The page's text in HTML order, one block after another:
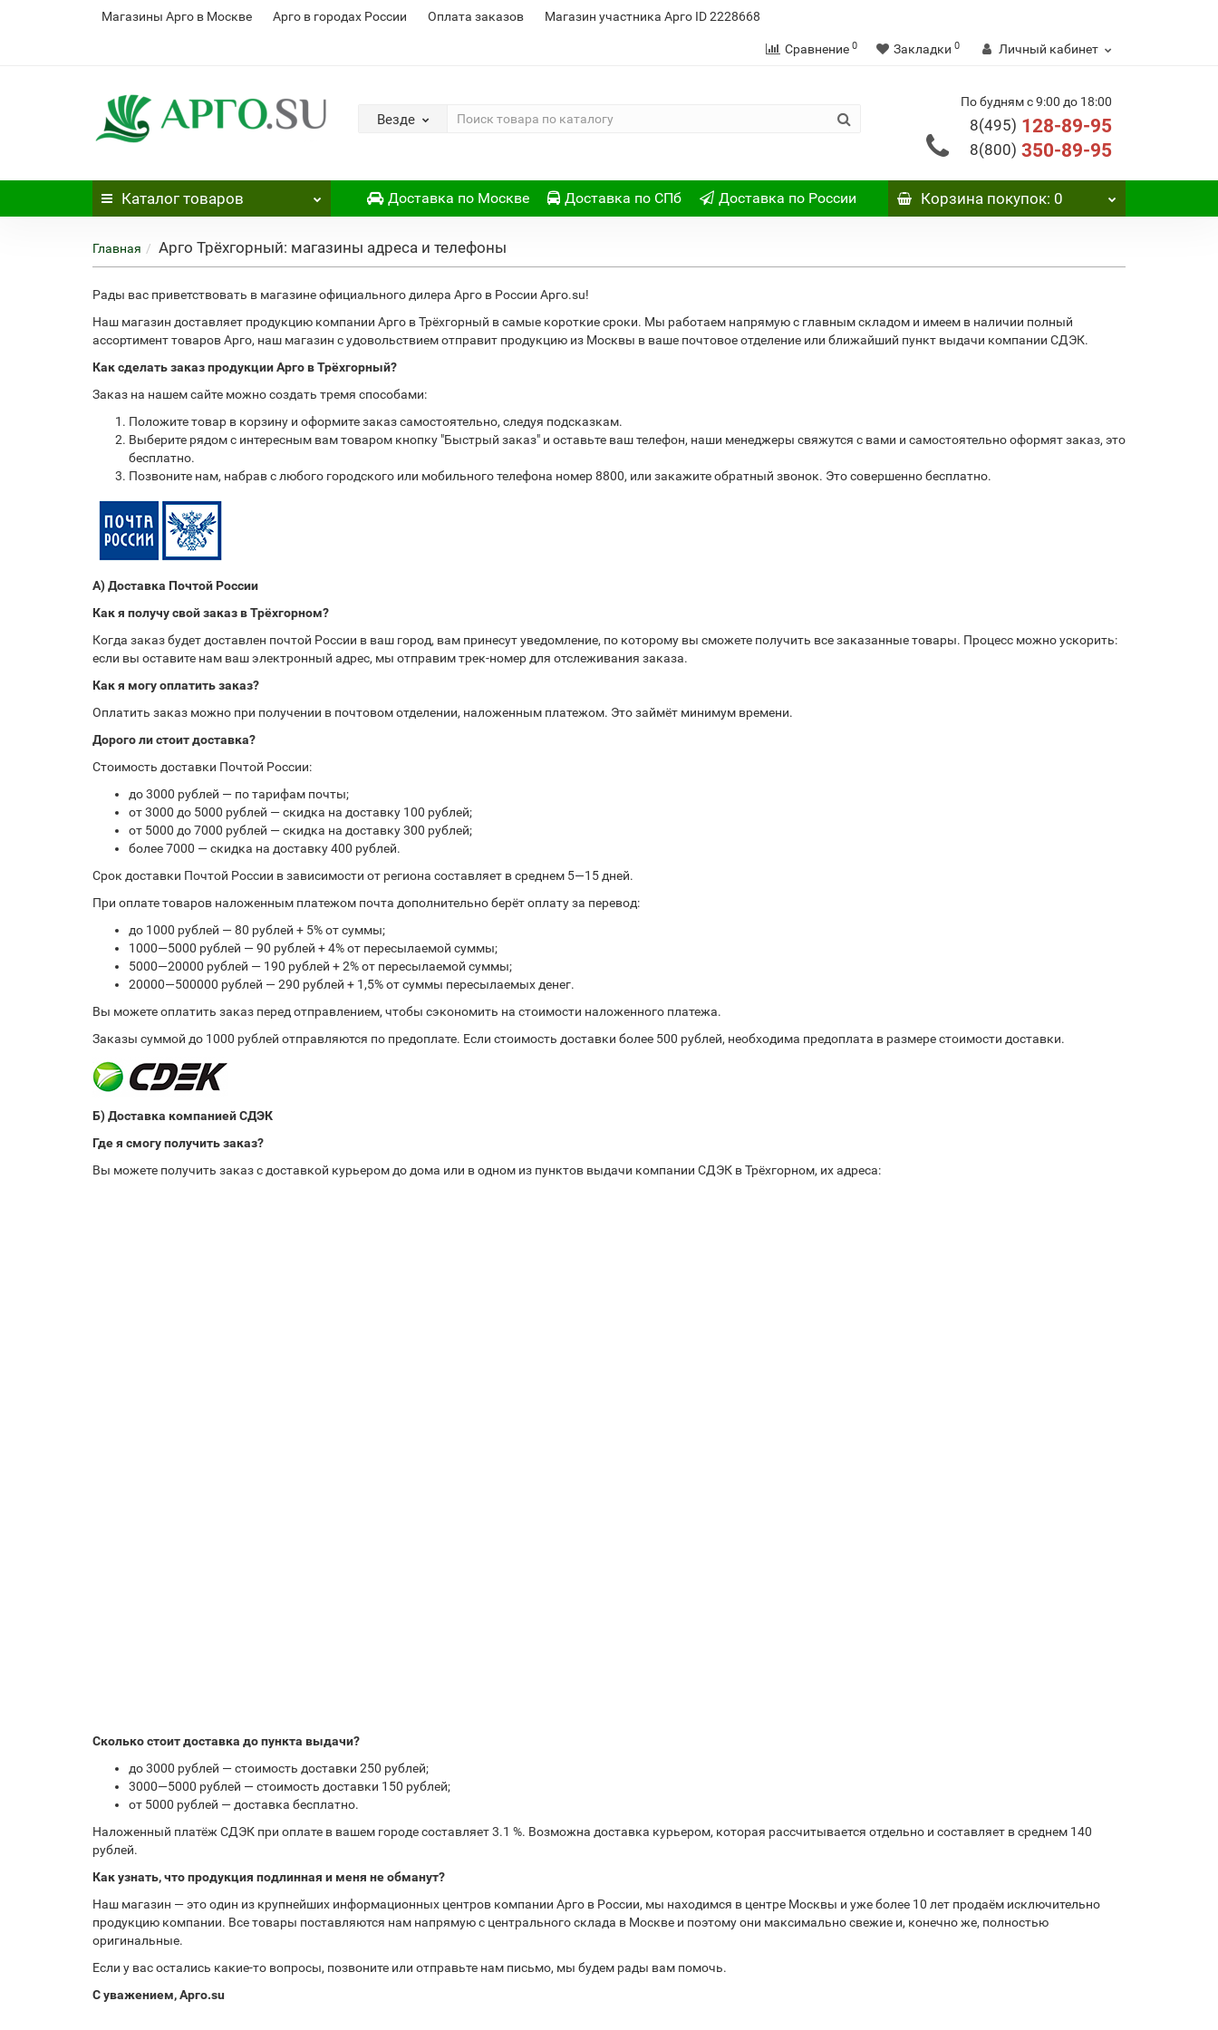
Магазины Арго в Москве Арго в городах России Оплата заказов Магазин участника Арго ID 2228668
Сравнение 0 Закладки 0 Личный кабинет
Везде
По будням с 9:00 до 18:00
8(495) 128-89-95
8(800) 350-89-95
Каталог товаров Доставка по Москве Доставка по СПб Доставка по России Корзинапокупок: 0
Главная Арго Трёхгорный: магазины адреса и телефоны
Рады вас приветствовать в магазине официального дилера Арго в России Арго.su!
Наш магазин доставляет продукцию компании Арго в Трёхгорный в самые короткие сроки. Мы работаем напрямую с главным складом и имеем в наличии полный
ассортимент товаров Арго, наш магазин с удовольствием отправит продукцию из Москвы в ваше почтовое отделение или ближайший пункт выдачи компании СДЭК.
Как сделать заказ продукции Арго в Трёхгорный?
Заказ на нашем сайте можно создать тремя способами:
Положите товар в корзину и оформите заказ самостоятельно, следуя подсказкам.
Выберите рядом с интересным вам товаром кнопку "Быстрый заказ" и оставьте ваш телефон, наши менеджеры свяжутся с вами и самостоятельно оформят заказ, это
бесплатно.
Позвоните нам, набрав с любого городского или мобильного телефона номер 8800, или закажите обратный звонок. Это совершенно бесплатно.
А) Доставка Почтой России
Как я получу свой заказ в Трёхгорном?
Когда заказ будет доставлен почтой России в ваш город, вам принесут уведомление, по которому вы сможете получить все заказанные товары. Процесс можно ускорить:
если вы оставите нам ваш электронный адрес, мы отправим трек-номер для отслеживания заказа.
Как я могу оплатить заказ?
Оплатить заказ можно при получении в почтовом отделении, наложенным платежом. Это займёт минимум времени.
Дорого ли стоит доставка?
Стоимость доставки Почтой России:
до 3000 рублей — по тарифам почты;
от 3000 до 5000 рублей — скидка на доставку 100 рублей;
от 5000 до 7000 рублей — скидка на доставку 300 рублей;
более 7000 — скидка на доставку 400 рублей.
Срок доставки Почтой России в зависимости от региона составляет в среднем 5—15 дней.
При оплате товаров наложенным платежом почта дополнительно берёт оплату за перевод:
до 1000 рублей — 80 рублей + 5% от суммы;
1000—5000 рублей — 90 рублей + 4% от пересылаемой суммы;
5000—20000 рублей — 190 рублей + 2% от пересылаемой суммы;
20000—500000 рублей — 290 рублей + 1,5% от суммы пересылаемых денег.
Вы можете оплатить заказ перед отправлением, чтобы сэкономить на стоимости наложенного платежа.
Заказы суммой до 1000 рублей отправляются по предоплате. Если стоимость доставки более 500 рублей, необходима предоплата в размере стоимости доставки.
Б) Доставка компанией СДЭК
Где я смогу получить заказ?
Вы можете получить заказ с доставкой курьером до дома или в одном из пунктов выдачи компании СДЭК в Трёхгорном, их адреса:
Сколько стоит доставка до пункта выдачи?
до 3000 рублей — стоимость доставки 250 рублей;
3000—5000 рублей — стоимость доставки 150 рублей;
от 5000 рублей — доставка бесплатно.
Наложенный платёж СДЭК при оплате в вашем городе составляет 3.1 %. Возможна доставка курьером, которая рассчитывается отдельно и составляет в среднем 140
рублей.
Как узнать, что продукция подлинная и меня не обманут?
Наш магазин — это один из крупнейших информационных центров компании Арго в России, мы находимся в центре Москвы и уже более 10 лет продаём исключительно
продукцию компании. Все товары поставляются нам напрямую с центрального склада в Москве и поэтому они максимально свежие и, конечно же, полностью
оригинальные.
Если у вас остались какие-то вопросы, позвоните или отправьте нам письмо, мы будем рады вам помочь.
С уважением, Арго.su